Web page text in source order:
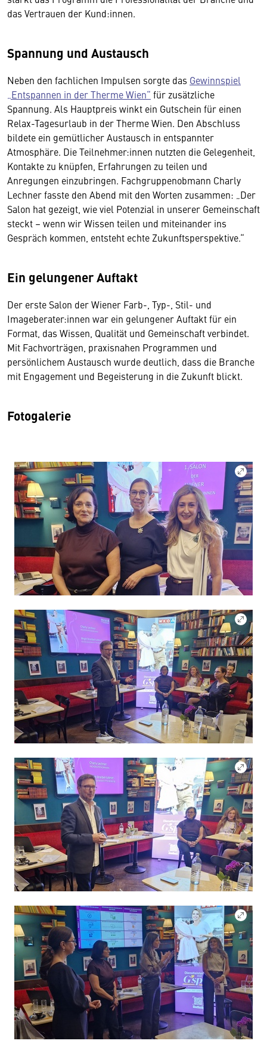
das Vertrauen der Kund:innen.
Spannung und Austausch
Neben den fachlichen Impulsen sorgte das Gewinnspiel
„Entspannen in der Therme Wien“ für zusätzliche
Spannung. Als Hauptpreis winkt ein Gutschein für einen
Relax-Tagesurlaub in der Therme Wien. Den Abschluss
bildete ein gemütlicher Austausch in entspannter
Atmosphäre. Die Teilnehmer:innen nutzten die Gelegenheit,
Kontakte zu knüpfen, Erfahrungen zu teilen und
Anregungen einzubringen. Fachgruppenobmann Charly
Lechner fasste den Abend mit den Worten zusammen: „Der
Salon hat gezeigt, wie viel Potenzial in unserer Gemeinschaft
steckt – wenn wir Wissen teilen und miteinander ins
Gespräch kommen, entsteht echte Zukunftsperspektive.“
Ein gelungener Auftakt
Der erste Salon der Wiener Farb-, Typ-, Stil- und
Imageberater:innen war ein gelungener Auftakt für ein
Format, das Wissen, Qualität und Gemeinschaft verbindet.
Mit Fachvorträgen, praxisnahen Programmen und
persönlichem Austausch wurde deutlich, dass die Branche
mit Engagement und Begeisterung in die Zukunft blickt.
Fotogalerie